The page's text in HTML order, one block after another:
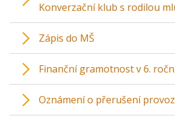
Konverzační klub s rodilou
Zápis do MŠ
Finanční gramotnost v 6.
Oznámení o přerušení